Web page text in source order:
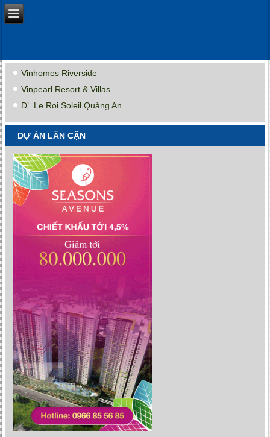
Vinhomes Riverside
Vinpearl Resort & Villas
D’. Le Roi Soleil Quảng An
DỰ ÁN LÂN CẬN